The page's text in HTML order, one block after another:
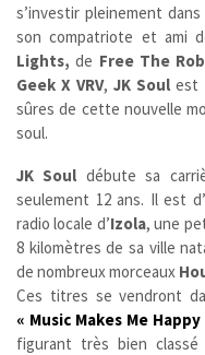
s’investir pleinement
son compatriote et ami
Lights,de Free The
Geek X VRV,JK Soul est
sûres de cette nouvelle
soul.
JK Soul débute sa
seulement 12 ans. Il est
radio locale d’Izola, une
8 kilomètres de sa ville
de nombreux morceaux
Ces titres se vendront
« Music Makes Me Happy
figurant très bien